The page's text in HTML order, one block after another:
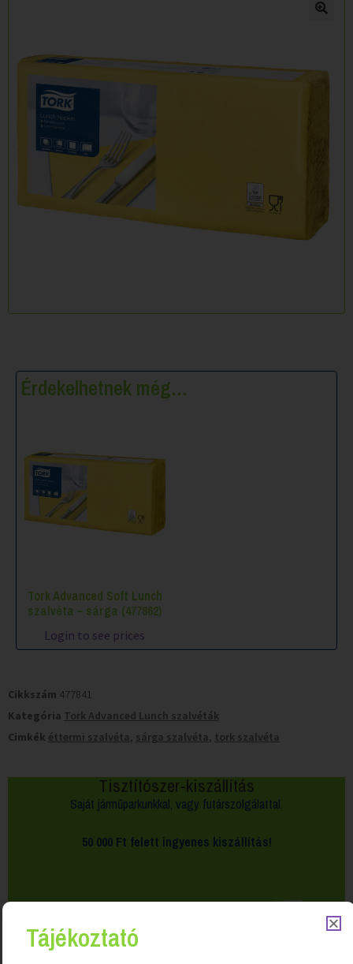
Érdekelhetnek még…
Tork Advanced Soft Lunch
szalvéta – sárga (477862)
Login to see prices
Cikkszám 477841
Kategória Tork Advanced Lunch szalvéták
Cimkék éttermi szalvéta, sárga szalvéta, tork szalvéta
Tisztítószer-kiszállítás
Saját járműparkunkkal, vagy futárszolgálattal.
50 000 Ft felett ingyenes kiszállítás!
Tájékoztató